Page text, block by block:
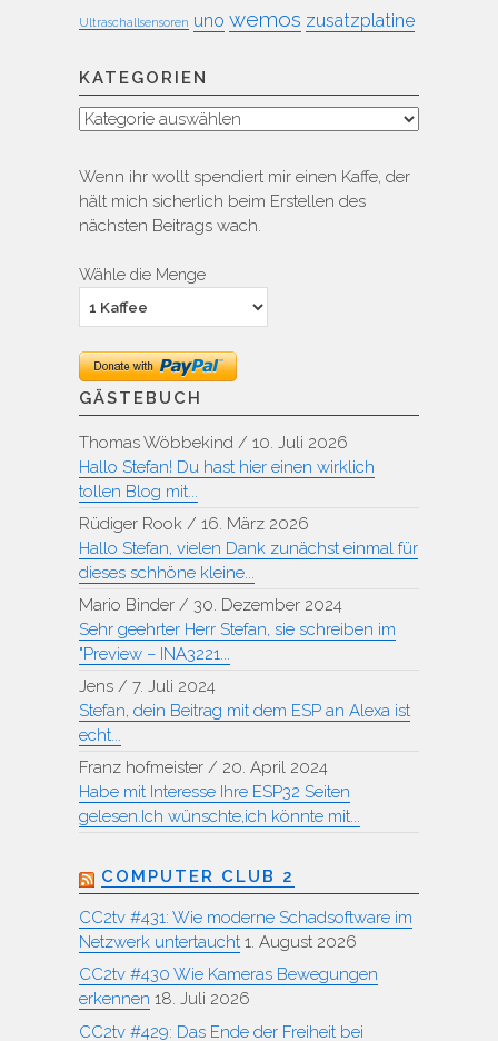
Ultraschallsensoren uno wemos zusatzplatine
KATEGORIEN
Kategorien
Wenn ihr wollt spendiert mir einen Kaffe, der
hält mich sicherlich beim Erstellen des
nächsten Beitrags wach.
Wähle die Menge
GÄSTEBUCH
Thomas Wöbbekind / 10. Juli 2026
Hallo Stefan! Du hast hier einen wirklich
tollen Blog mit...
Rüdiger Rook / 16. März 2026
Hallo Stefan, vielen Dank zunächst einmal für
dieses schhöne kleine...
Mario Binder / 30. Dezember 2024
Sehr geehrter Herr Stefan, sie schreiben im
"Preview – INA3221...
Jens / 7. Juli 2024
Stefan, dein Beitrag mit dem ESP an Alexa ist
echt...
Franz hofmeister / 20. April 2024
Habe mit Interesse Ihre ESP32 Seiten
gelesen.Ich wünschte,ich könnte mit...
COMPUTER CLUB 2
CC2tv #431: Wie moderne Schadsoftware im
Netzwerk untertaucht 1. August 2026
CC2tv #430 Wie Kameras Bewegungen
erkennen 18. Juli 2026
CC2tv #429: Das Ende der Freiheit bei